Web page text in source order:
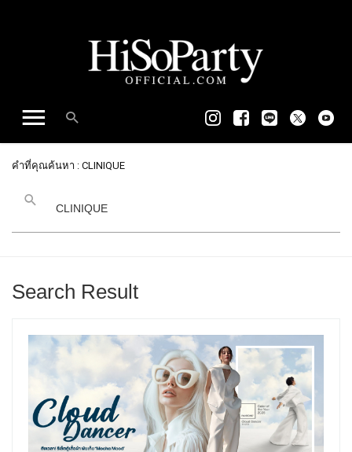
คำที่คุณค้นหา : CLINIQUE
Search Result